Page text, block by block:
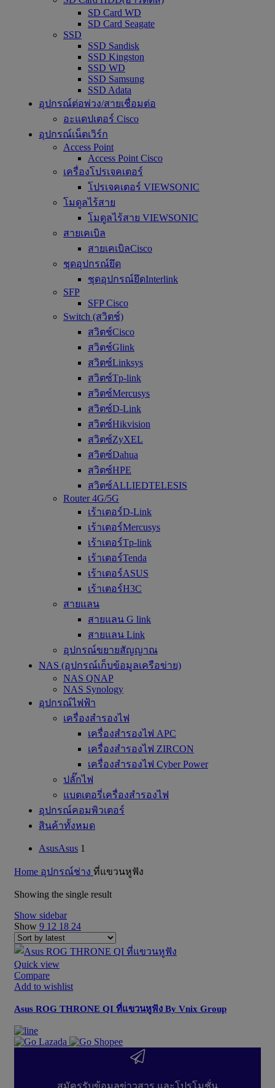
SD Card WD
SD Card Seagate
SSD
SSD Sandisk
SSD Kingston
SSD WD
SSD Samsung
SSD Adata
อุปกรณ์ต่อพ่วง/สายเชื่อมต่อ
อะแดปเตอร์ Cisco
อุปกรณ์เน็ตเวิร์ก
Access Point
Access Point Cisco
เครื่องโปรเจคเตอร์
โปรเจคเตอร์ VIEWSONIC
โมดูลไร้สาย
โมดูลไร้สาย VIEWSONIC
สายเคเบิล
สายเคเบิลCisco
ชุดอุปกรณ์ยึด
ชุดอุปกรณ์ยึดInterlink
SFP
SFP Cisco
Switch (สวิตช์)
สวิตช์Cisco
สวิตช์Glink
สวิตซ์Linksys
สวิตซ์Tp-link
สวิตซ์Mercusys
สวิตซ์D-Link
สวิตซ์Hikvision
สวิตซ์ZyXEL
สวิตซ์Dahua
สวิตซ์HPE
สวิตซ์ALLIEDTELESIS
Router 4G/5G
เร้าเตอร์D-Link
เร้าเตอร์Mercusys
เร้าเตอร์Tp-link
เร้าเตอร์Tenda
เร้าเตอร์ASUS
เร้าเตอร์H3C
สายแลน
สายแลน G link
สายแลน Link
อุปกรณ์ขยายสัญญาณ
NAS (อุปกรณ์เก็บข้อมูลเครือข่าย)
NAS QNAP
NAS Synology
อุปกรณ์ไฟฟ้า
เครื่องสำรองไฟ
เครื่องสำรองไฟ APC
เครื่องสำรองไฟ ZIRCON
เครื่องสำรองไฟ Cyber Power
ปลั๊กไฟ
แบตเตอรี่เครื่องสำรองไฟ
อุปกรณ์คอมพิวเตอร์
สินค้าทั้งหมด
AsusAsus 1
Home อุปกรณ์ช่าง ที่แขวนหูฟัง
Showing the single result
Show sidebar
Show 9 12 18 24
Quick view
Compare
Add to wishlist
Asus ROG THRONE QI ที่แขวนหูฟัง By Vnix Group